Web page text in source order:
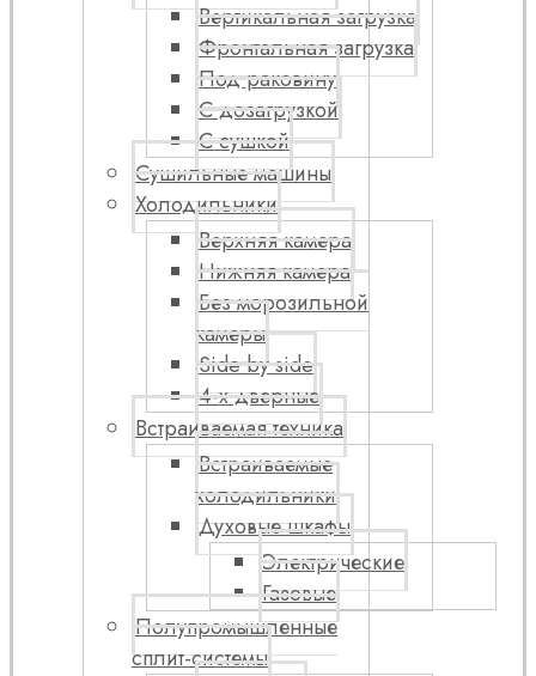
Вертикальная загрузка
Фронтальная загрузка
Под раковину
С дозагрузкой
С сушкой
Сушильные машины
Холодильники
Верхняя камера
Нижняя камера
Без морозильной
камеры
Side by side
4-х дверные
Встраиваемая техника
Встраиваемые
холодильники
Духовые шкафы
Электрические
Газовые
Полупромышленные
сплит-системы